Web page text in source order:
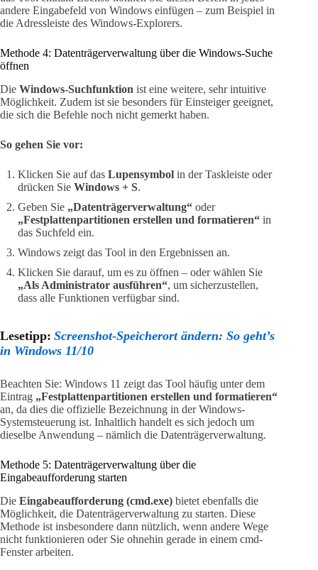
andere Eingabefeld von Windows einfügen – zum Beispiel in
die Adressleiste des Windows-Explorers.
Methode 4: Datenträgerverwaltung über die Windows-Suche
öffnen
Die Windows-Suchfunktion ist eine weitere, sehr intuitive
Möglichkeit. Zudem ist sie besonders für Einsteiger geeignet,
die sich die Befehle noch nicht gemerkt haben.
So gehen Sie vor:
Klicken Sie auf das Lupensymbol in der Taskleiste oder
drücken Sie Windows + S.
Geben Sie „Datenträgerverwaltung“ oder
„Festplattenpartitionen erstellen und formatieren“ in
das Suchfeld ein.
Windows zeigt das Tool in den Ergebnissen an.
Klicken Sie darauf, um es zu öffnen – oder wählen Sie
„Als Administrator ausführen“, um sicherzustellen,
dass alle Funktionen verfügbar sind.
Lesetipp: Screenshot-Speicherort ändern: So geht’s
in Windows 11/10
Beachten Sie: Windows 11 zeigt das Tool häufig unter dem
Eintrag „Festplattenpartitionen erstellen und formatieren“
an, da dies die offizielle Bezeichnung in der Windows-
Systemsteuerung ist. Inhaltlich handelt es sich jedoch um
dieselbe Anwendung – nämlich die Datenträgerverwaltung.
Methode 5: Datenträgerverwaltung über die
Eingabeaufforderung starten
Die Eingabeaufforderung (cmd.exe) bietet ebenfalls die
Möglichkeit, die Datenträgerverwaltung zu starten. Diese
Methode ist insbesondere dann nützlich, wenn andere Wege
nicht funktionieren oder Sie ohnehin gerade in einem cmd-
Fenster arbeiten.